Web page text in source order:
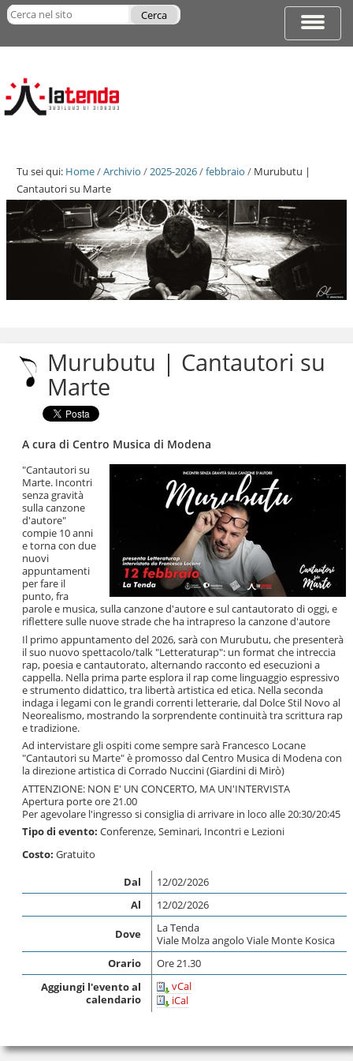
Salta
ai
|
navigazione
Espandi
di
Cerca nel sito
avanzata…
Tu sei qui: Home/Archivio /2025-2026/febbraio / Murubutu |
Cantautori su Marte
Salta
navigazione
Murubutu | Cantautori su
Marte
A cura di Centro Musica di Modena
"Cantautori su
Marte. Incontri
senza gravità
sulla canzone
d'autore"
compie 10 anni
e torna con due
nuovi
appuntamenti
per fare il
punto, fra
parole e musica, sulla canzone d'autore e sul cantautorato di oggi, e
riflettere sulle nuove strade che ha intrapreso la canzone d'autore
Il primo appuntamento del 2026, sarà con Murubutu, che presenterà
il suo nuovo spettacolo/talk "Letteraturap": un format che intreccia
rap, poesia e cantautorato, alternando racconto ed esecuzioni a
cappella. Nella prima parte esplora il rap come linguaggio espressivo
e strumento didattico, tra libertà artistica ed etica. Nella seconda
indaga i legami con le grandi correnti letterarie, dal Dolce Stil Novo al
Neorealismo, mostrando la sorprendente continuità tra scrittura rap
e tradizione.
Ad intervistare gli ospiti come sempre sarà Francesco Locane
"Cantautori su Marte" è promosso dal Centro Musica di Modena con
la direzione artistica di Corrado Nuccini (Giardini di Mirò)
ATTENZIONE: NON E' UN CONCERTO, MA UN'INTERVISTA
Apertura porte ore 21.00
Per agevolare l'ingresso si consiglia di arrivare in loco alle 20:30/20:45
Tipo di evento: Conferenze, Seminari, Incontri e Lezioni
Costo: Gratuito
Dal
12/02/2026
Al
12/02/2026
Dove
La Tenda
Viale Molza angolo Viale Monte Kosica
Orario
Ore 21.30
Aggiungi l'evento al
calendario
vCal
iCal